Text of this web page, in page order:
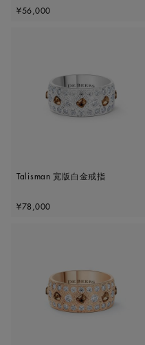
Original price
¥56,000
Talisman 宽版白金戒指
Original price
¥78,000